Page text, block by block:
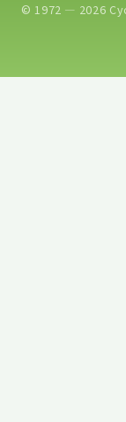
© 1972 — 2026